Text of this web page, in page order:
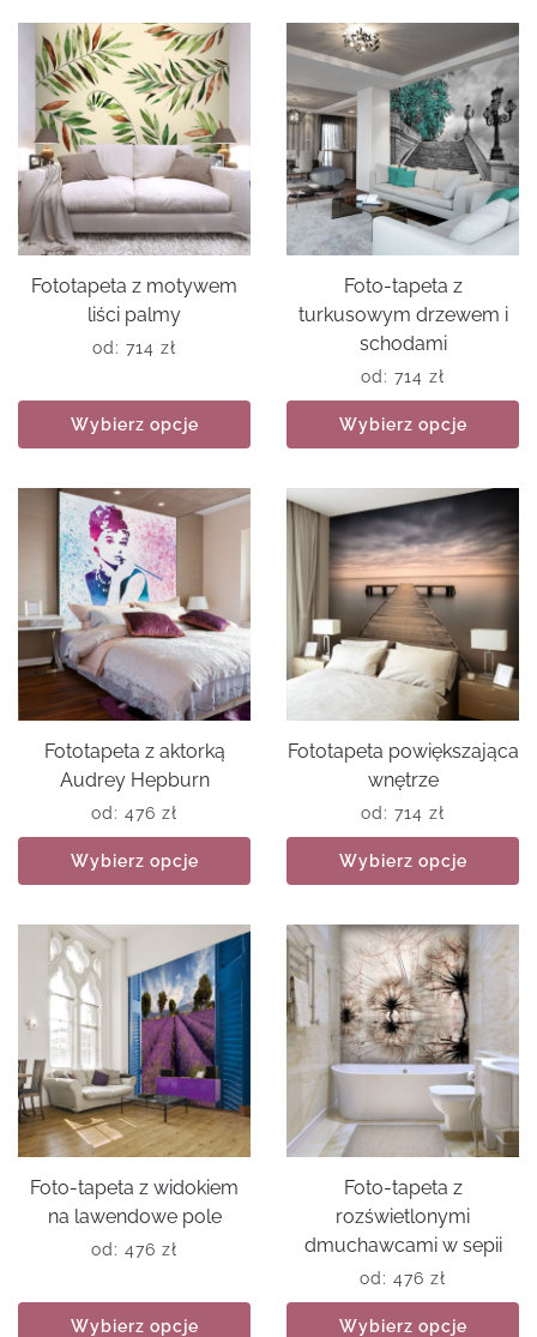
Fototapeta z motywem
liści palmy
od: 714 zł
Wybierz opcje
Foto-tapeta z
turkusowym drzewem i
schodami
od: 714 zł
Wybierz opcje
Fototapeta z aktorką
Audrey Hepburn
od: 476 zł
Wybierz opcje
Fototapeta powiększająca
wnętrze
od: 714 zł
Wybierz opcje
Foto-tapeta z widokiem
na lawendowe pole
od: 476 zł
Wybierz opcje
Foto-tapeta z
rozświetlonymi
dmuchawcami w sepii
od: 476 zł
Wybierz opcje